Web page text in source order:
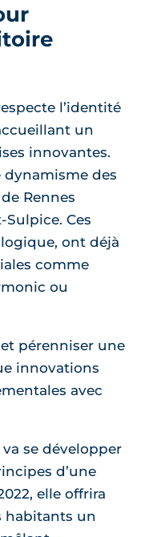
l’identité
un
innovantes.
dynamisme des
Rennes
Ces
ont déjà
comme
ou
pérenniser une
innovations
avec
va se développer
d’une
elle offrira
habitants un